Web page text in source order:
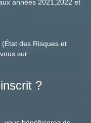
années 2021,2022 et
des Risques et
sur
?